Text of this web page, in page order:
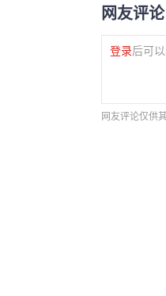
网友评论
登录后可
网友评论仅供